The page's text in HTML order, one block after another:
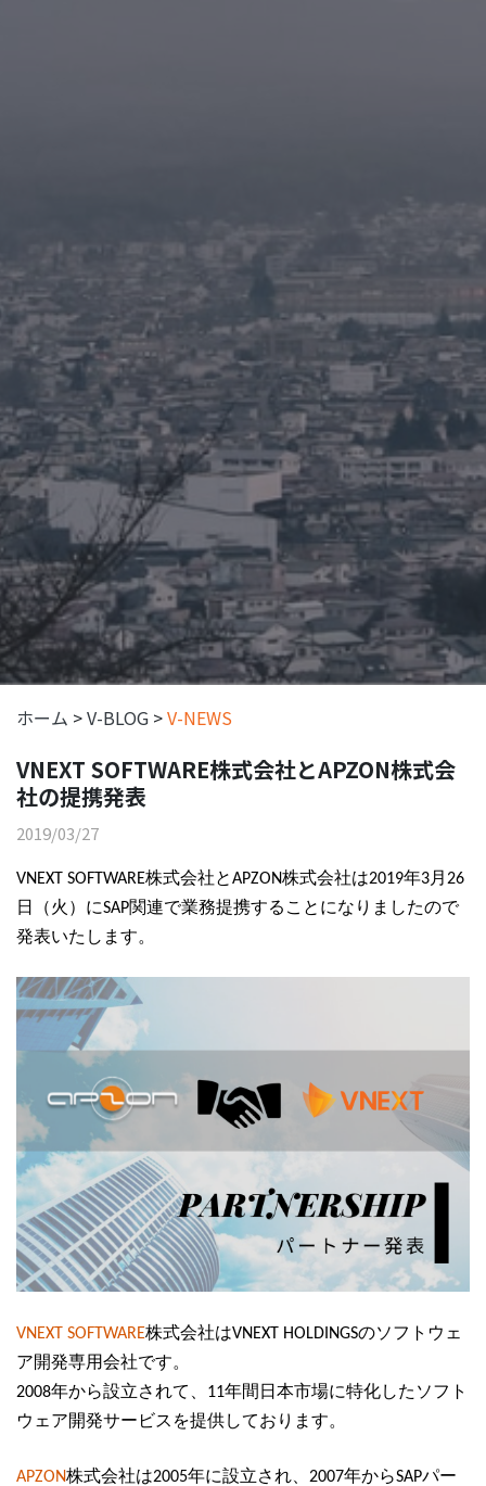
ホーム >V-BLOG >V-NEWS
VNEXT SOFTWARE株式会社とAPZON株式会
社の提携発表
2019/03/27
VNEXT SOFTWARE株式会社とAPZON株式会社は2019年3月26
日（火）にSAP関連で業務提携することになりましたので
発表いたします。
VNEXT SOFTWARE株式会社はVNEXT HOLDINGSのソフトウェ
ア開発専用会社です。
2008年から設立されて、11年間日本市場に特化したソフト
ウェア開発サービスを提供しております。
APZON株式会社は2005年に設立され、2007年からSAPパー